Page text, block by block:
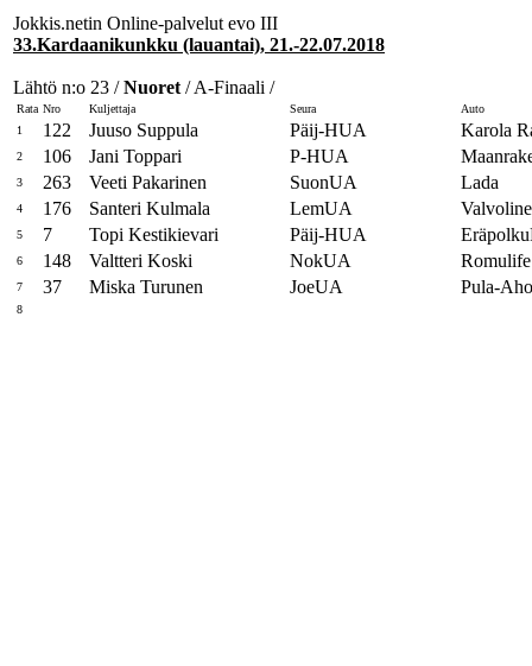
Jokkis.netin Online-palvelut evo III
33.Kardaanikunkku (lauantai), 21.-22.07.2018
Lähtö n:o 23 /Nuoret / A-Finaali /
Rata Nro Kuljettaja Seura
Auto
1
122 Juuso Suppula Päij-HUA Karola
2 106 Jani Toppari P-HUA
3 263 Veeti Pakarinen SuonUA Lada
4 176 Santeri Kulmala LemUA
5 7 Topi Kestikievari Päij-HUA
6 148 Valtteri Koski NokUA
7 37 Miska Turunen JoeUA Pula-
8